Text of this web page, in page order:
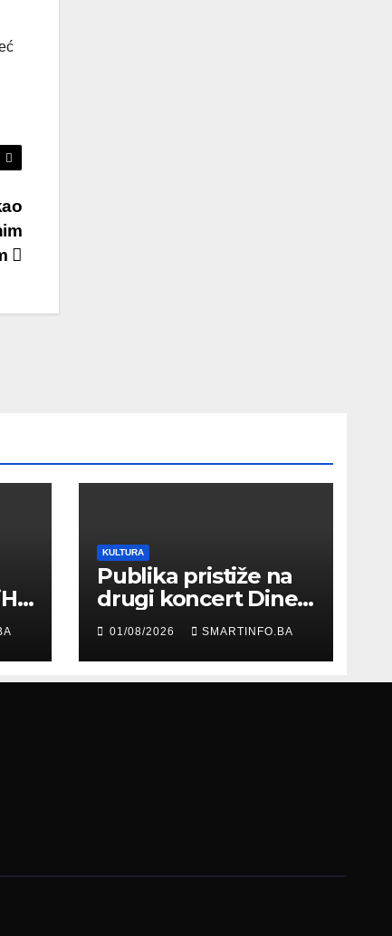
KULTURA
Publika pristiže na
drugi koncert Dine
Merlina na Koševu
01/08/2026 SMARTINFO.BA